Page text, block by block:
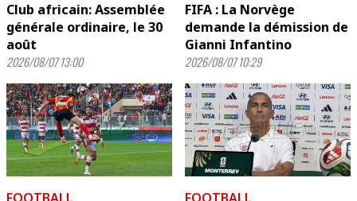
Club africain: Assemblée
générale ordinaire, le 30
août
2026/08/07 13:00
FIFA : La Norvège
demande la démission de
Gianni Infantino
2026/08/07 10:29